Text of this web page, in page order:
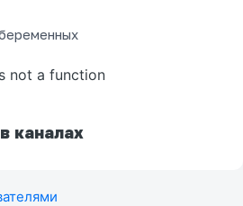
not a function
каналах